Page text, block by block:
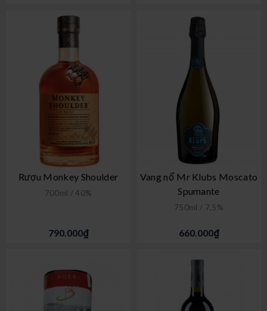
Rượu Monkey Shoulder
700ml / 40%
790.000₫
Vang nổ Mr Klubs Moscato
Spumante
750ml / 7,5%
660.000₫